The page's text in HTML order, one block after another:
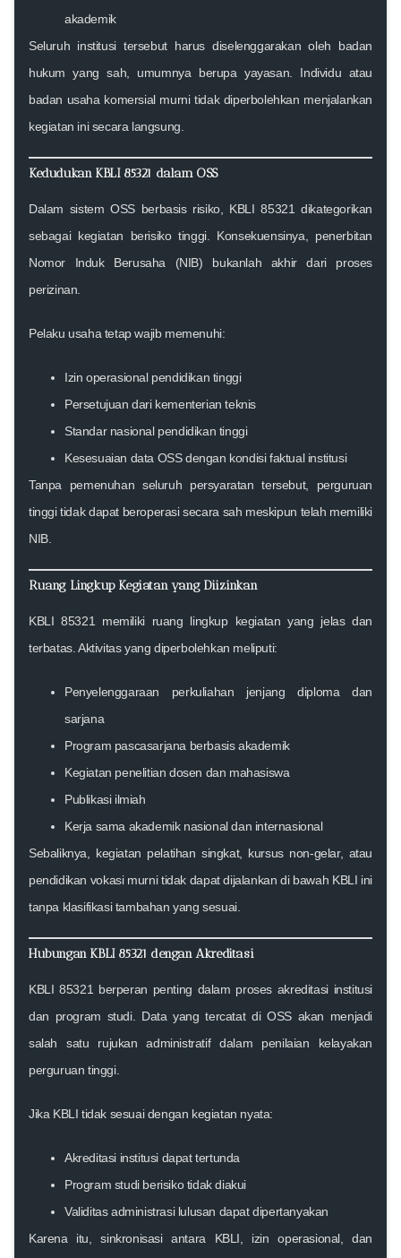
akademik
Seluruh institusi tersebut harus diselenggarakan oleh badan
hukum yang sah, umumnya berupa yayasan. Individu atau
badan usaha komersial murni tidak diperbolehkan menjalankan
kegiatan ini secara langsung.
Kedudukan KBLI 85321 dalam OSS
Dalam sistem OSS berbasis risiko, KBLI 85321 dikategorikan
sebagai kegiatan berisiko tinggi. Konsekuensinya, penerbitan
Nomor Induk Berusaha (NIB) bukanlah akhir dari proses
perizinan.
Pelaku usaha tetap wajib memenuhi:
Izin operasional pendidikan tinggi
Persetujuan dari kementerian teknis
Standar nasional pendidikan tinggi
Kesesuaian data OSS dengan kondisi faktual institusi
Tanpa pemenuhan seluruh persyaratan tersebut, perguruan
tinggi tidak dapat beroperasi secara sah meskipun telah memiliki
NIB.
Ruang Lingkup Kegiatan yang Diizinkan
KBLI 85321 memiliki ruang lingkup kegiatan yang jelas dan
terbatas. Aktivitas yang diperbolehkan meliputi:
Penyelenggaraan perkuliahan jenjang diploma dan
sarjana
Program pascasarjana berbasis akademik
Kegiatan penelitian dosen dan mahasiswa
Publikasi ilmiah
Kerja sama akademik nasional dan internasional
Sebaliknya, kegiatan pelatihan singkat, kursus non-gelar, atau
pendidikan vokasi murni tidak dapat dijalankan di bawah KBLI ini
tanpa klasifikasi tambahan yang sesuai.
Hubungan KBLI 85321 dengan Akreditasi
KBLI 85321 berperan penting dalam proses akreditasi institusi
dan program studi. Data yang tercatat di OSS akan menjadi
salah satu rujukan administratif dalam penilaian kelayakan
perguruan tinggi.
Jika KBLI tidak sesuai dengan kegiatan nyata:
Akreditasi institusi dapat tertunda
Program studi berisiko tidak diakui
Validitas administrasi lulusan dapat dipertanyakan
Karena itu, sinkronisasi antara KBLI, izin operasional, dan